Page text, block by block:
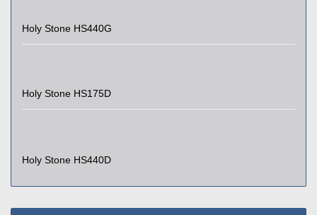
Holy Stone HS440G
Holy Stone HS175D
Holy Stone HS440D